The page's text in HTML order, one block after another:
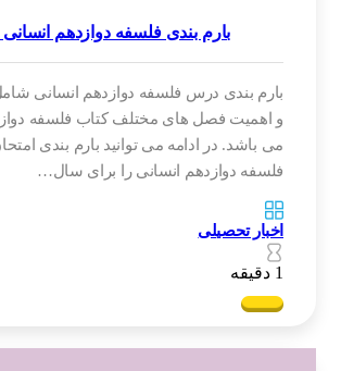
بارم بندی فلسفه دوازدهم انسانی 1403
بارم بندی درس فلسفه دوازدهم انسانی شامل
و اهمیت فصل های مختلف کتاب فلسفه دوازدهم
می باشد. در ادامه می توانید بارم بندی امتحان
فلسفه دوازدهم انسانی را برای سال…
اخبار تحصیلی